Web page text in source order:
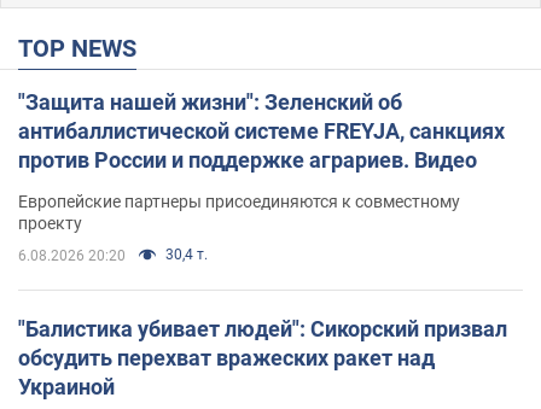
TOP NEWS
"Защита нашей жизни": Зеленский об
антибаллистической системе FREYJA, санкциях
против России и поддержке аграриев. Видео
Европейские партнеры присоединяются к совместному
проекту
6.08.2026 20:20 30,4 т.
"Балистика убивает людей": Сикорский призвал
обсудить перехват вражеских ракет над
Украиной